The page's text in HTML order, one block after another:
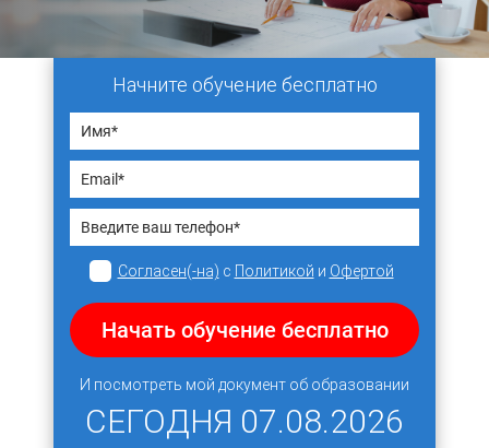
Начните обучение бесплатно
Согласен(-на) с Политикой и Офертой
Начать обучение бесплатно
И посмотреть мой документ об образовании
СЕГОДНЯ 07.08.2026